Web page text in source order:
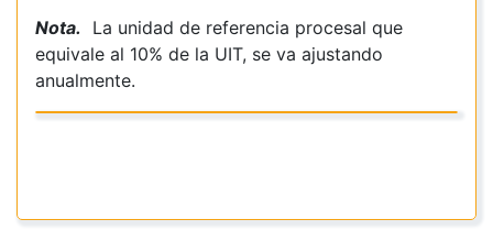
Nota. La unidad de referencia procesal que
equivale al 10% de la UIT, se va ajustando
anualmente.